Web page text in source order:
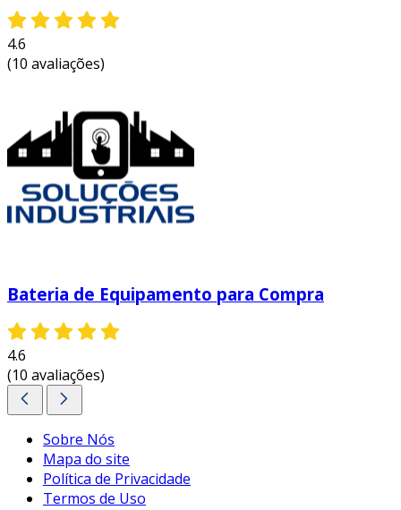
4.6
(10 avaliações)
Bateria de Equipamento para Compra
4.6
(10 avaliações)
Sobre Nós
Mapa do site
Política de Privacidade
Termos de Uso